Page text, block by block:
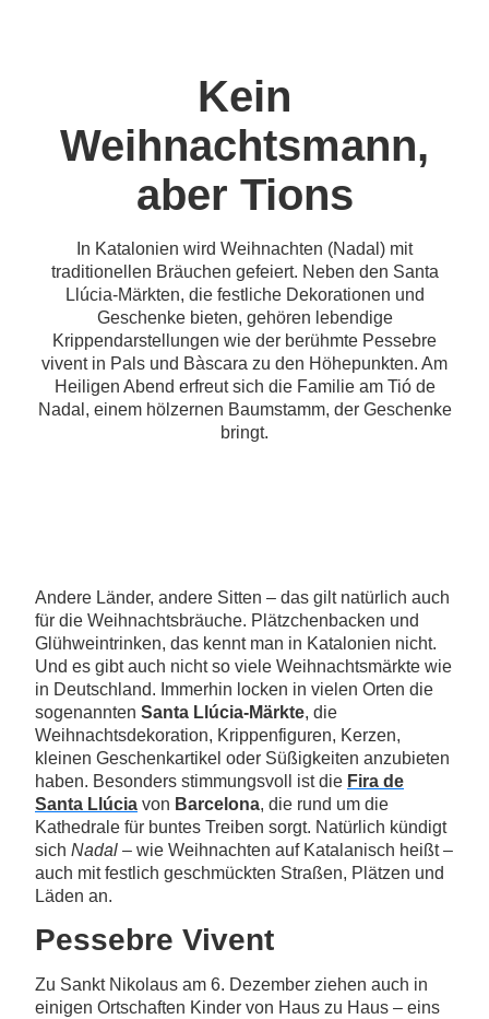
Kein
Weihnachtsmann,
aber Tions
In Katalonien wird Weihnachten (Nadal) mit
traditionellen Bräuchen gefeiert. Neben den Santa
Llúcia-Märkten, die festliche Dekorationen und
Geschenke bieten, gehören lebendige
Krippendarstellungen wie der berühmte Pessebre
vivent in Pals und Bàscara zu den Höhepunkten. Am
Heiligen Abend erfreut sich die Familie am Tió de
Nadal, einem hölzernen Baumstamm, der Geschenke
bringt.
Andere Länder, andere Sitten – das gilt natürlich auch
für die Weihnachtsbräuche. Plätzchenbacken und
Glühweintrinken, das kennt man in Katalonien nicht.
Und es gibt auch nicht so viele Weihnachtsmärkte wie
in Deutschland. Immerhin locken in vielen Orten die
sogenannten Santa Llúcia-Märkte, die
Weihnachtsdekoration, Krippenfiguren, Kerzen,
kleinen Geschenkartikel oder Süßigkeiten anzubieten
haben. Besonders stimmungsvoll ist die Fira de
Santa Llúcia von Barcelona, die rund um die
Kathedrale für buntes Treiben sorgt. Natürlich kündigt
sich Nadal – wie Weihnachten auf Katalanisch heißt –
auch mit festlich geschmückten Straßen, Plätzen und
Läden an.
Pessebre Vivent
Zu Sankt Nikolaus am 6. Dezember ziehen auch in
einigen Ortschaften Kinder von Haus zu Haus – eins